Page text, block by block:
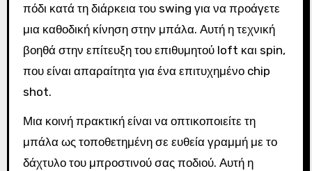
πόδι κατά τη διάρκεια του swing για να προάγετε
μια καθοδική κίνηση στην μπάλα. Αυτή η τεχνική
βοηθά στην επίτευξη του επιθυμητού loft και spin,
που είναι απαραίτητα για ένα επιτυχημένο chip
shot.
Μια κοινή πρακτική είναι να οπτικοποιείτε τη
μπάλα ως τοποθετημένη σε ευθεία γραμμή με το
δάχτυλο του μπροστινού σας ποδιού. Αυτή η